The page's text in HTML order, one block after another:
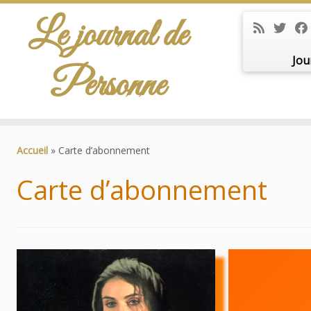
Le journal de
Personne
Accueil » Carte d’abonnement
Carte d’abonnement